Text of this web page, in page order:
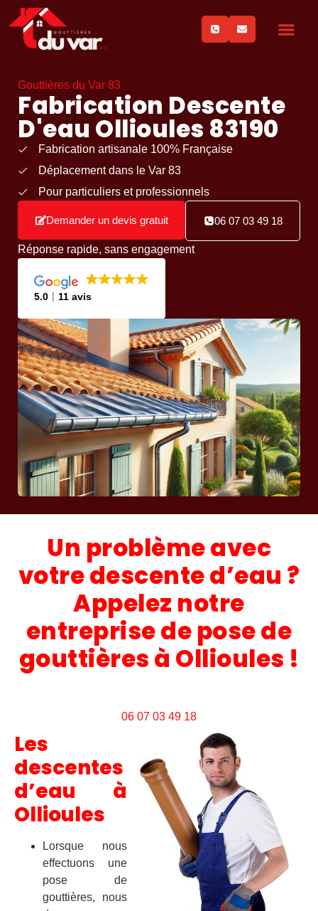
Gouttières du Var 83
Fabrication Descente
D'eau Ollioules 83190
Fabrication artisanale 100% Française
Déplacement dans le Var 83
Pour particuliers et professionnels
Demander un devis gratuit 06 07 03 49 18
Réponse rapide, sans engagement
5.0 11 avis
Un problème avec
votre descente d’eau ?
Appelez notre
entreprise de pose de
gouttières à Ollioules !
06 07 03 49 18
Les
descentes
d’eau à
Ollioules
Lorsque nous
effectuons une
pose de
gouttières, nous